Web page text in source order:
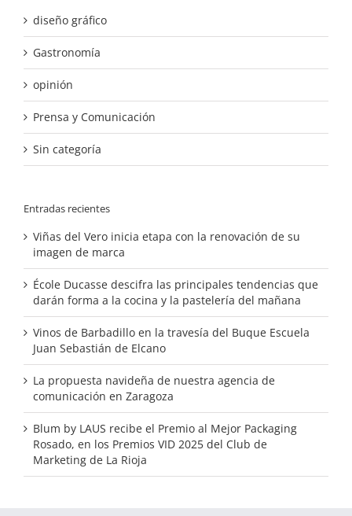
diseño gráfico
Gastronomía
opinión
Prensa y Comunicación
Sin categoría
Entradas recientes
Viñas del Vero inicia etapa con la renovación de su
imagen de marca
École Ducasse descifra las principales tendencias que
darán forma a la cocina y la pastelería del mañana
Vinos de Barbadillo en la travesía del Buque Escuela
Juan Sebastián de Elcano
La propuesta navideña de nuestra agencia de
comunicación en Zaragoza
Blum by LAUS recibe el Premio al Mejor Packaging
Rosado, en los Premios VID 2025 del Club de
Marketing de La Rioja